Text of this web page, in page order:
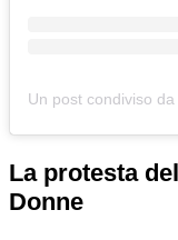
La protesta
Donne